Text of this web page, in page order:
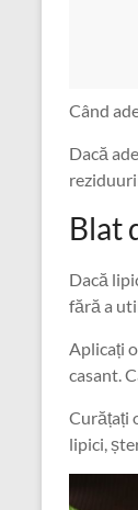
Când
Dacă
Blat
Dacă
fără a
Aplicați
casant.
Curățați
lipici,